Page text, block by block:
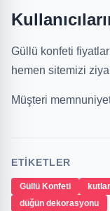
Güllü konfeti
hemen sitemizi
Müşteri
ETIKETLER
Güllü Konfeti
düğün dekorasyonu